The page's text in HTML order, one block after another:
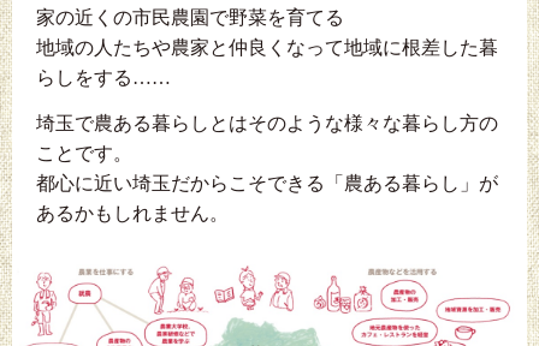
家の近くの市民農園で野菜を育てる
地域の人たちや農家と仲良くなって地域に根差した暮
らしをする……
埼玉で農ある暮らしとはそのような様々な暮らし方の
ことです。
都心に近い埼玉だからこそできる「農ある暮らし」が
あるかもしれません。